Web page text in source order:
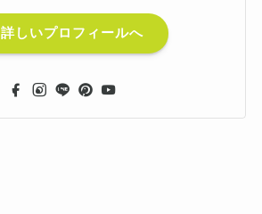
詳しいプロフィールへ